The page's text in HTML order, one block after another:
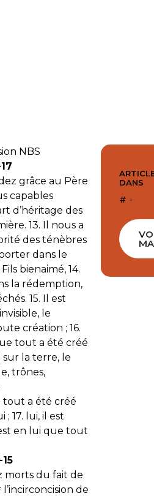
NBS
grâce au Père
capables
d’héritage des
13. Il nous a
des ténèbres
dans le
bien­aimé, 14.
la rédemption,
15. Il est
le
création ; 16.
tout a été créé
sur la terre, le
trônes,
tout a été créé
17. lui, il est
en lui que tout
morts du fait de
de
DANS
# -